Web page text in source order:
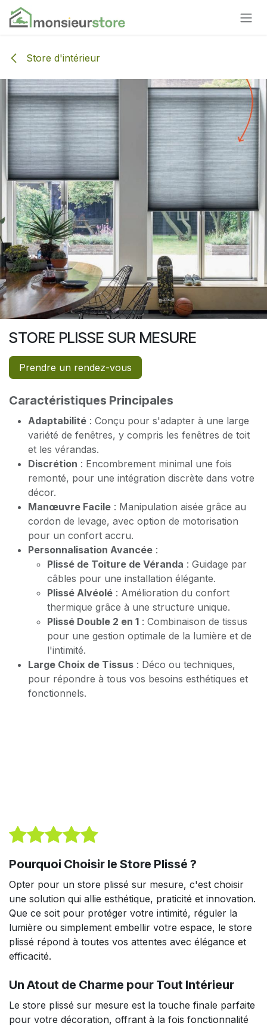
Se rendre au contenu
Store d'intérieur
STORE PLISSE SUR MESURE
Prendre un rendez-vous
Caractéristiques Principales
Adaptabilité : Conçu pour s'adapter à une large
variété de fenêtres, y compris les fenêtres de toit
et les vérandas.
Discrétion : Encombrement minimal une fois
remonté, pour une intégration discrète dans votre
décor.
Manœuvre Facile : Manipulation aisée grâce au
cordon de levage, avec option de motorisation
pour un confort accru.
Personnalisation Avancée :
Plissé de Toiture de Véranda : Guidage par
câbles pour une installation élégante.
Plissé Alvéolé : Amélioration du confort
thermique grâce à une structure unique.
Plissé Double 2 en 1 : Combinaison de tissus
pour une gestion optimale de la lumière et de
l'intimité.
Large Choix de Tissus : Déco ou techniques,
pour répondre à tous vos besoins esthétiques et
fonctionnels.
Pourquoi Choisir le Store Plissé ?
Opter pour un store plissé sur mesure, c'est choisir
une solution qui allie esthétique, praticité et innovation.
Que ce soit pour protéger votre intimité, réguler la
lumière ou simplement embellir votre espace, le store
plissé répond à toutes vos attentes avec élégance et
efficacité.
Un Atout de Charme pour Tout Intérieur
Le store plissé sur mesure est la touche finale parfaite
pour votre décoration, offrant à la fois fonctionnalité